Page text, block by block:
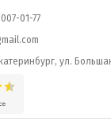
01-77
ул.